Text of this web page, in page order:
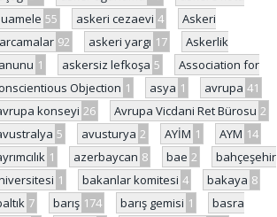
55 askeri cezaevi 4
Askeri
92 askeri yargı 17
Askerlik
1 askersiz lefkoşa 5
Association for
Objection 1 asya 1 avrupa 41
konseyi 26 Avrupa Vicdani Ret Bürosu 2
5 avusturya 2 AYİM 1 AYM 14
1 azerbaycan 8 bae 2
bahçeşehir
1 bakanlar komitesi 4 bakaya 8
7 barış 174 barış gemisi 1
basra